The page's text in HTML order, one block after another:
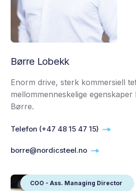
Børre Lobekk
Enorm drive, sterk kommersiell
mellommenneskelige egenskaper
Børre.
Telefon (+47 48 15 47 15)
borre@nordicsteel.no
COO - Ass. Managing Director